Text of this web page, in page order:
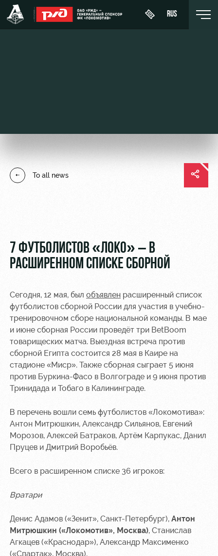
RUS
Players
Photo
СЕКТОР
Sponsors
RZD Arena
Events
Hosting
Fields
rent
Space
Ice palace
Sport
activities
Локо
Старт
Локо-Лето
Our fans
Банковская
карта
«Локомотив»
Wallpapers
Loyalty
Parking
A fan card
для
болельщиков
To all news
7 ФУТБОЛИСТОВ «ЛОКО» – В
РАСШИРЕННОМ СПИСКЕ СБОРНОЙ
Сегодня, 12 мая, был объявлен расширенный список
футболистов сборной России для участия в учебно-
тренировочном сборе национальной команды. В мае
и июне сборная России проведёт три BetBoom
товарищеских матча. Выездная встреча против
сборной Египта состоится 28 мая в Каире на
стадионе «Миср». Также сборная сыграет 5 июня
против Буркина-Фасо в Волгограде и 9 июня против
Тринидада и Тобаго в Калининграде.
В перечень вошли семь футболистов «Локомотива»:
Антон Митрюшкин, Александр Сильянов, Евгений
Морозов, Алексей Батраков, Артём Карпукас, Данил
Пруцев и Дмитрий Воробьёв.
Всего в расширенном списке 36 игроков:
Вратари
Денис Адамов («Зенит», Санкт-Петербург), Антон
Митрюшкин («Локомотив», Москва), Станислав
Агкацев («Краснодар»), Александр Максименко
(«Спартак», Москва).